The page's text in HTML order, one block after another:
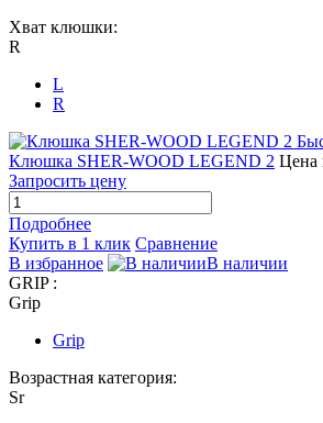
Хват клюшки:
R
L
R
Клюшка SHER-WOOD LEGEND 2 Цена
Запросить цену
Подробнее
Купить в 1 клик Сравнение
В избранное
В наличии
GRIP :
Grip
Grip
Возрастная категория:
Sr